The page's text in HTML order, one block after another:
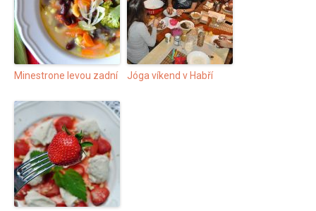
Minestrone levou zadní Jóga víkend v Habří